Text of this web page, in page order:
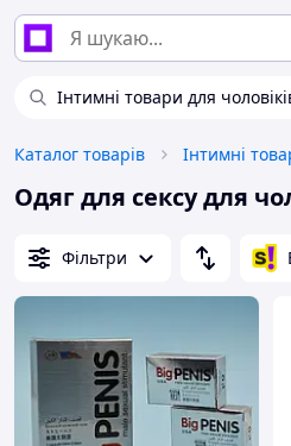
Інтимні товари для
Каталог товарів Інтимні
Одяг для сексу для
Фільтри